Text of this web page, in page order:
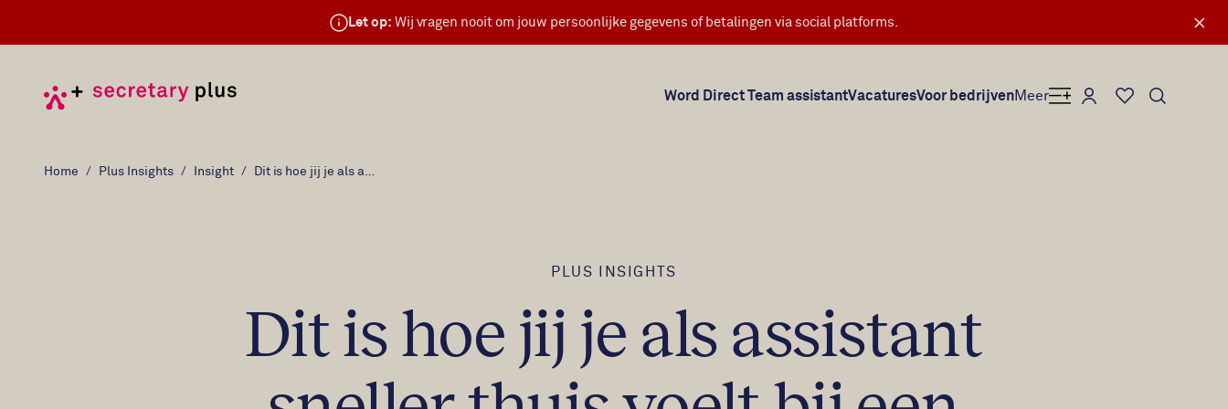
×
Let op: Wij vragen nooit om jouw persoonlijke gegevens of betalingen via social platforms.
Word Direct Team assistantVacaturesVoor bedrijvenMeer
Mijn Secretary Plus
Home Plus Insights Insight Dit is hoe jij je als assistant sneller thuis voelt bij een nieuwe werkgever
PLUS INSIGHTS
Dit is hoe jij je als assistant